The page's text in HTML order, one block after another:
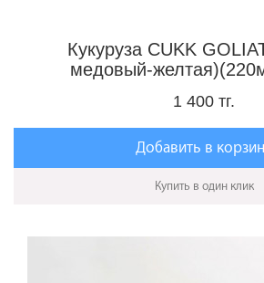
Кукуруза CUKK
медовый-
1 400 тг.
Добавить в
Купить в один клик